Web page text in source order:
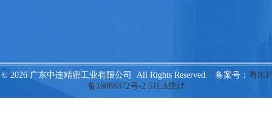
© 2026 广东中连精密工业有限公司 All Rights Reserved. 备案号： 粤ICP
备16088372号-2 51LA统计